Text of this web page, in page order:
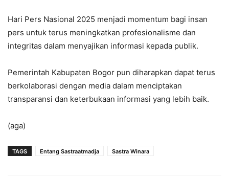
Hari Pers Nasional 2025 menjadi momentum bagi insan
pers untuk terus meningkatkan profesionalisme dan
integritas dalam menyajikan informasi kepada publik.
Pemerintah Kabupaten Bogor pun diharapkan dapat terus
berkolaborasi dengan media dalam menciptakan
transparansi dan keterbukaan informasi yang lebih baik.
(aga)
TAGS Entang Sastraatmadja Sastra Winara